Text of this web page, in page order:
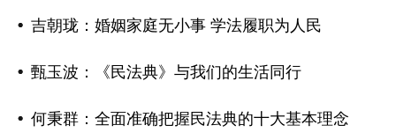
吉朝珑：婚姻家庭无小事 学法履职为人民
甄玉波：《民法典》与我们的生活同行
何秉群：全面准确把握民法典的十大基本理念